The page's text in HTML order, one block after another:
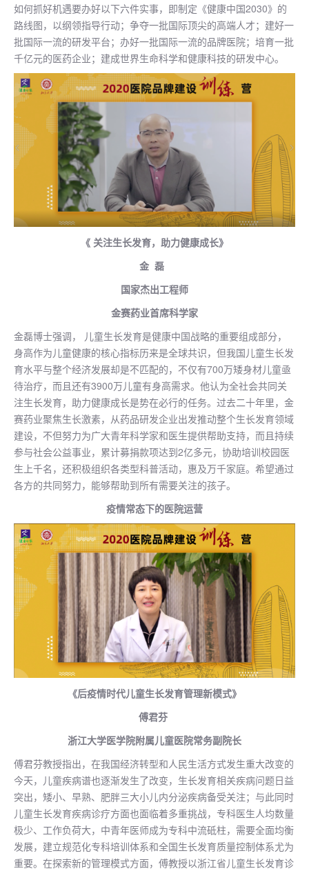
如何抓好机遇要办好以下六件实事，即制定《健康中国2030》的
路线图，以纲领指导行动；争夺一批国际顶尖的高端人才；建好一
批国际一流的研发平台；办好一批国际一流的品牌医院；培育一批
千亿元的医药企业；建成世界生命科学和健康科技的研发中心。
《 关注生长发育，助力健康成长》
金 磊
国家杰出工程师
金赛药业首席科学家
金磊博士强调， 儿童生长发育是健康中国战略的重要组成部分，
身高作为儿童健康的核心指标历来是全球共识，但我国儿童生长发
育水平与整个经济发展却是不匹配的，不仅有700万矮身材儿童亟
待治疗，而且还有3900万儿童有身高需求。他认为全社会共同关
注生长发育，助力健康成长是势在必行的任务。过去二十年里，金
赛药业聚焦生长激素，从药品研发企业出发推动整个生长发育领域
建设，不但努力为广大青年科学家和医生提供帮助支持，而且持续
参与社会公益事业，累计募捐款项达到2亿多元，协助培训校园医
生上千名，还积极组织各类型科普活动，惠及万千家庭。希望通过
各方的共同努力，能够帮助到所有需要关注的孩子。
疫情常态下的医院运营
《后疫情时代儿童生长发育管理新模式》
傅君芬
浙江大学医学院附属儿童医院常务副院长
傅君芬教授指出，在我国经济转型和人民生活方式发生重大改变的
今天，儿童疾病谱也逐渐发生了改变，生长发育相关疾病问题日益
突出，矮小、早熟、肥胖三大小儿内分泌疾病备受关注；与此同时
儿童生长发育疾病诊疗方面也面临着多重挑战，专科医生人均数量
极少、工作负荷大，中青年医师成为专科中流砥柱，需要全面均衡
发展，建立规范化专科培训体系和全国生长发育质量控制体系尤为
重要。在探索新的管理模式方面，傅教授以浙江省儿童生长发育诊